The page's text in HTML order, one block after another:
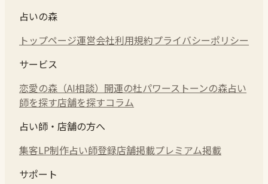
占いの森
トップページ運営会社利用規約プライバシーポリシー
サービス
恋愛の森（AI相談） 開運の杜パワーストーンの森占い
師を探す店舗を探すコラム
占い師・店舗の方へ
集客LP制作占い師登録店舗掲載プレミアム掲載
サポート